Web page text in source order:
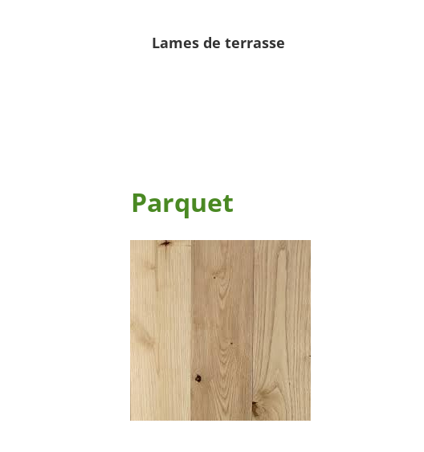
Lames de terrasse
Parquet